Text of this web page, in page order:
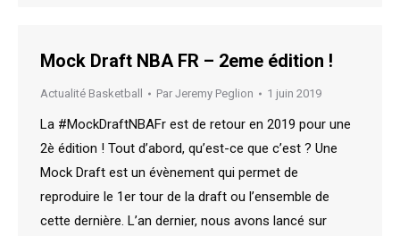
Mock Draft NBA FR – 2eme édition !
Actualité Basketball Par Jeremy Peglion 1 juin 2019
La #MockDraftNBAFr est de retour en 2019 pour une
2è édition ! Tout d’abord, qu’est-ce que c’est ? Une
Mock Draft est un évènement qui permet de
reproduire le 1er tour de la draft ou l’ensemble de
cette dernière. L’an dernier, nous avons lancé sur